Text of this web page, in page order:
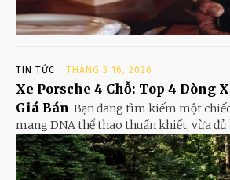
TIN TỨC THÁNG 3 16, 2026
Xe Porsche 4 Chỗ: Top 4 Dòng
Giá Bán Bạn đang tìm kiếm một
mang DNA thể thao thuần khiết, vừa đủ